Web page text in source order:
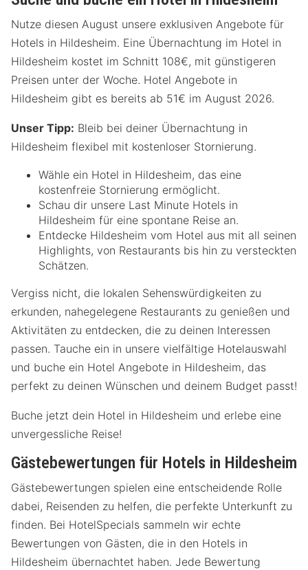
Nutze diesen August unsere exklusiven Angebote für
Hotels in Hildesheim. Eine Übernachtung im Hotel in
Hildesheim kostet im Schnitt 108€, mit günstigeren
Preisen unter der Woche. Hotel Angebote in
Hildesheim gibt es bereits ab 51€ im August 2026.
Unser Tipp: Bleib bei deiner Übernachtung in
Hildesheim flexibel mit kostenloser Stornierung.
Wähle ein Hotel in Hildesheim, das eine
kostenfreie Stornierung ermöglicht.
Schau dir unsere Last Minute Hotels in
Hildesheim für eine spontane Reise an.
Entdecke Hildesheim vom Hotel aus mit all seinen
Highlights, von Restaurants bis hin zu versteckten
Schätzen.
Vergiss nicht, die lokalen Sehenswürdigkeiten zu
erkunden, nahegelegene Restaurants zu genießen und
Aktivitäten zu entdecken, die zu deinen Interessen
passen. Tauche ein in unsere vielfältige Hotelauswahl
und buche ein Hotel Angebote in Hildesheim, das
perfekt zu deinen Wünschen und deinem Budget passt!
Buche jetzt dein Hotel in Hildesheim und erlebe eine
unvergessliche Reise!
Gästebewertungen für Hotels in Hildesheim
Gästebewertungen spielen eine entscheidende Rolle
dabei, Reisenden zu helfen, die perfekte Unterkunft zu
finden. Bei HotelSpecials sammeln wir echte
Bewertungen von Gästen, die in den Hotels in
Hildesheim übernachtet haben. Jede Bewertung